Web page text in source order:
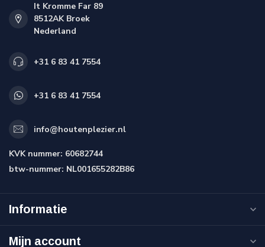
It Kromme Far 89
8512AK Broek
Nederland
+31 6 83 41 7554
+31 6 83 41 7554
info@houtenplezier.nl
KVK nummer: 60682744
btw-nummer: NL001655282B86
Informatie
Mijn account